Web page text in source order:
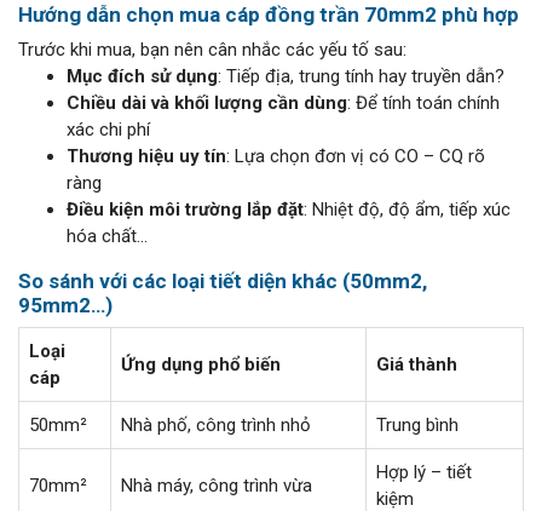
Hướng dẫn chọn mua cáp đồng trần 70mm2 phù hợp
Trước khi mua, bạn nên cân nhắc các yếu tố sau:
Mục đích sử dụng: Tiếp địa, trung tính hay truyền dẫn?
Chiều dài và khối lượng cần dùng: Để tính toán chính
xác chi phí
Thương hiệu uy tín: Lựa chọn đơn vị có CO – CQ rõ
ràng
Điều kiện môi trường lắp đặt: Nhiệt độ, độ ẩm, tiếp xúc
hóa chất…
So sánh với các loại tiết diện khác (50mm2,
95mm2…)
Loại
cáp
Ứng dụng phổ biến Giá thành
50mm² Nhà phố, công trình nhỏ Trung bình
70mm² Nhà máy, công trình vừa
Hợp lý – tiết
kiệm